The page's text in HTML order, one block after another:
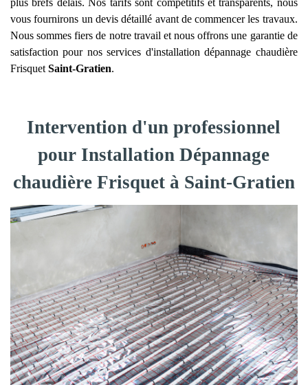
plus brefs délais. Nos tarifs sont compétitifs et transparents, nous
vous fournirons un devis détaillé avant de commencer les travaux.
Nous sommes fiers de notre travail et nous offrons une garantie de
satisfaction pour nos services d'installation dépannage chaudière
Frisquet Saint-Gratien.
Intervention d'un professionnel
pour Installation Dépannage
chaudière Frisquet à Saint-Gratien